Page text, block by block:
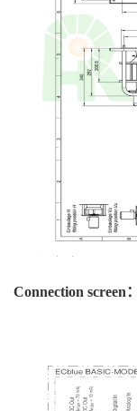
Connection screen：